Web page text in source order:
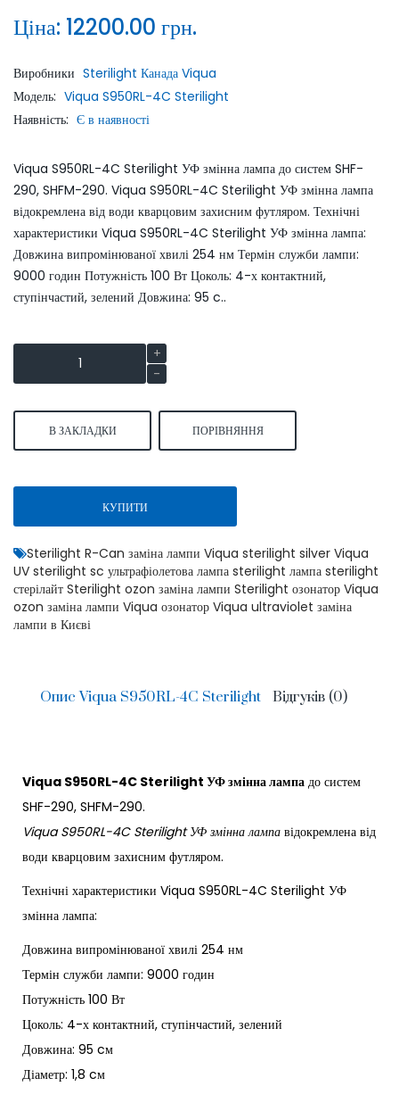
Ціна: 12200.00 грн.
Виробники Sterilight Канада Viqua
Модель: Viqua S950RL-4C Sterilight
Наявність: Є в наявності
Viqua S950RL-4C Sterilight УФ змінна лампа до систем SHF-
290, SHFM-290. Viqua S950RL-4C Sterilight УФ змінна лампа
відокремлена від води кварцовим захисним футляром. Технічні
характеристики Viqua S950RL-4C Sterilight УФ змінна лампа:
Довжина випромінюваної хвилі 254 нм Термін служби лампи:
9000 годин Потужність 100 Вт Цоколь: 4-х контактний,
ступінчастий, зелений Довжина: 95 c..
В ЗАКЛАДКИ ПОРІВНЯННЯ
КУПИТИ
Sterilight R-Can заміна лампи Viqua sterilight silver Viqua
UV sterilight sc ультрафіолетова лампа sterilight лампа sterilight
стерілайт Sterilight ozon заміна лампи Sterilight озонатор Viqua
ozon заміна лампи Viqua озонатор Viqua ultraviolet заміна
лампи в Києві
Опис Viqua S950RL-4C Sterilight Відгуків (0)
Viqua S950RL-4C Sterilight УФ змінна лампа до систем
SHF-290, SHFM-290.
Viqua S950RL-4C Sterilight УФ змінна лампа відокремлена від
води кварцовим захисним футляром.
Технічні характеристики Viqua S950RL-4C Sterilight УФ
змінна лампа:
Довжина випромінюваної хвилі 254 нм
Термін служби лампи: 9000 годин
Потужність 100 Вт
Цоколь: 4-х контактний, ступінчастий, зелений
Довжина: 95 cм
Діаметр: 1,8 cм